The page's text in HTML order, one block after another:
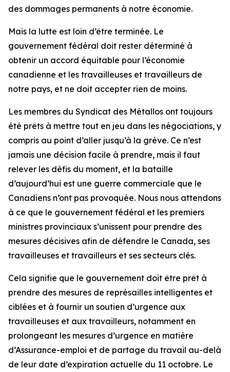
des dommages permanents à notre économie.
Mais la lutte est loin d’être terminée. Le
gouvernement fédéral doit rester déterminé à
obtenir un accord équitable pour l’économie
canadienne et les travailleuses et travailleurs de
notre pays, et ne doit accepter rien de moins.
Les membres du Syndicat des Métallos ont toujours
été prêts à mettre tout en jeu dans les négociations, y
compris au point d’aller jusqu’à la grève. Ce n’est
jamais une décision facile à prendre, mais il faut
relever les défis du moment, et la bataille
d’aujourd’hui est une guerre commerciale que le
Canadiens n’ont pas provoquée. Nous nous attendons
à ce que le gouvernement fédéral et les premiers
ministres provinciaux s’unissent pour prendre des
mesures décisives afin de défendre le Canada, ses
travailleuses et travailleurs et ses secteurs clés.
Cela signifie que le gouvernement doit être prêt à
prendre des mesures de représailles intelligentes et
ciblées et à fournir un soutien d’urgence aux
travailleuses et aux travailleurs, notamment en
prolongeant les mesures d’urgence en matière
d’Assurance-emploi et de partage du travail au-delà
de leur date d’expiration actuelle du 11 octobre. Le